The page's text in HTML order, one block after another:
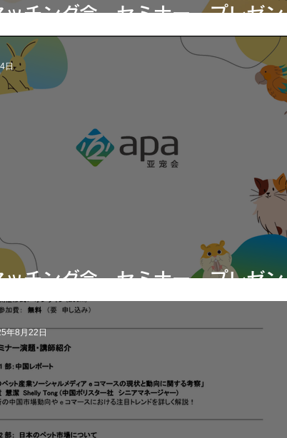
ッチング会 セミナー プレゼン
ッチング会 セミナー プレゼン
日
年8月22日